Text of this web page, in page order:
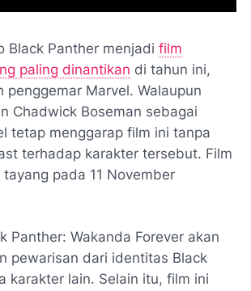
Black Panther menjadi film
paling dinantikan di tahun ini,
penggemar Marvel. Walaupun
Chadwick Boseman sebagai
tetap menggarap film ini tanpa
terhadap karakter tersebut. Film
pada 11 November
Panther: Wakanda Forever akan
pewarisan dari identitas Black
karakter lain. Selain itu, film ini